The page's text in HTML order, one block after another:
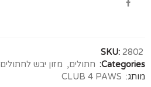
SKU: 2802
Categories:
חתולים, מזון יבש לחתולים
מותג: CLUB 4 PAWS